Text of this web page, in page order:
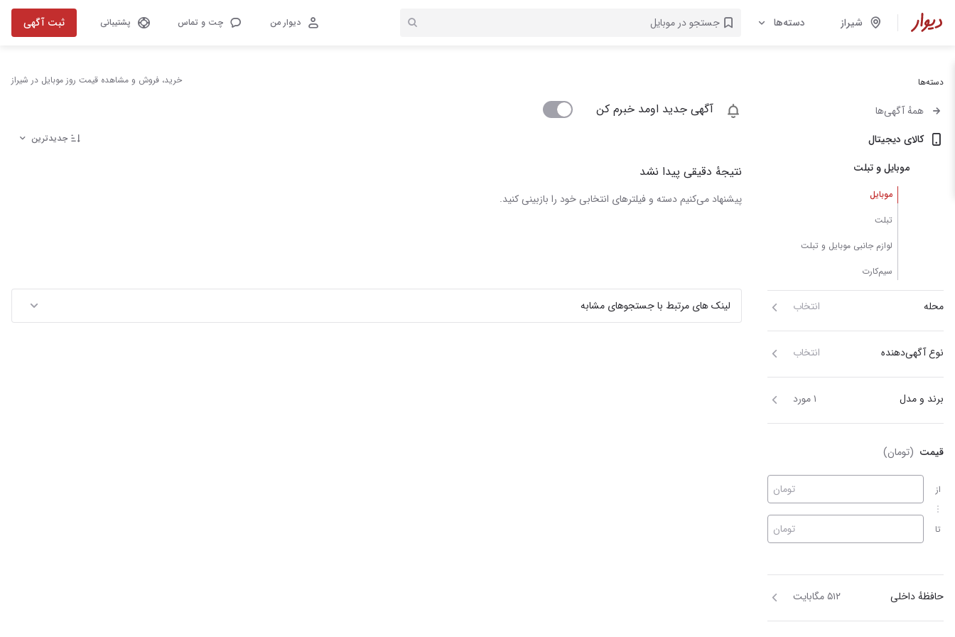
شیراز دسته‌ها دیوار من چت و تماس پشتیبانی ثبت آگهی
دسته‌ها
همهٔ آگهی‌ها
کالای دیجیتال
موبایل و تبلت
موبایل
تبلت
لوازم جانبی موبایل و تبلت
سیم‌کارت
محله انتخاب
نوع آگهی‌دهنده انتخاب
برند و مدل ۱ مورد
قیمت (تومان)
از
تا
تومان
تومان
حافظهٔ داخلی ۵۱۲ مگابایت
خرید، فروش و مشاهده قیمت روز موبایل در شیراز
آگهی جدید اومد خبرم کن
جدیدترین
نتیجهٔ دقیقی پیدا نشد
پیشنهاد می‌کنیم دسته و فیلترهای انتخابی خود را بازبینی کنید.
لینک های مرتبط با جستجوهای مشابه